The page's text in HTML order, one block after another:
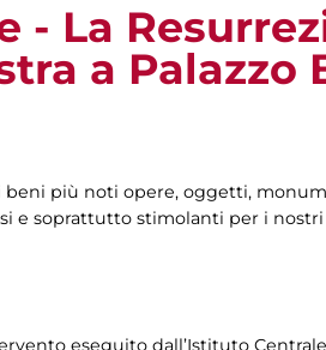
- La
a Palazzo
beni più noti opere, oggetti,
e soprattutto stimolanti per i
eseguito dall’Istituto